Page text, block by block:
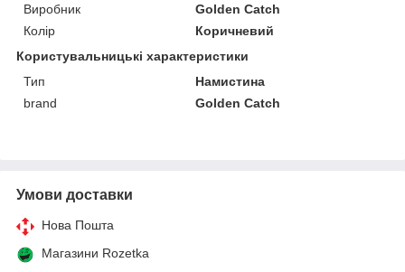
Виробник
Golden Catch
Колір
Коричневий
Користувальницькі характеристики
Тип
Намистина
brand
Golden Catch
Умови доставки
Нова Пошта
Магазини Rozetka